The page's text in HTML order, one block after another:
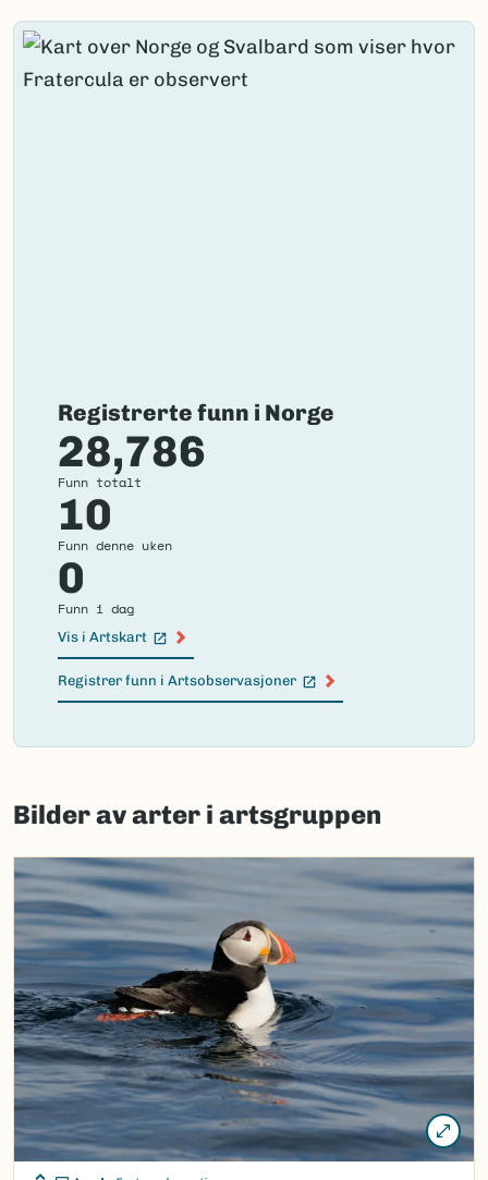
Registrerte funn i Norge
28,786
Funn totalt
10
Funn denne uken
0
Funn i dag
Vis i Artskart
(Ekstern lenke)
Registrer funn i Artsobservasjoner
(Ekstern lenke)
Failed
load
map.
Bilder av arter i artsgruppen